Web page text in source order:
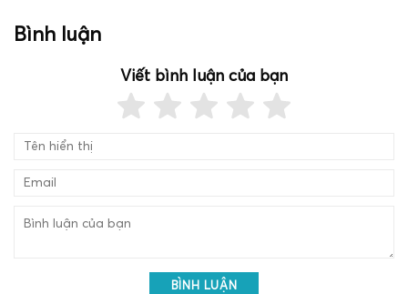
Bình luận
Viết bình luận của bạn
BÌNH LUẬN